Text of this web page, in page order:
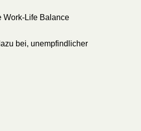
Work-Life Balance
bei, unempfindlicher